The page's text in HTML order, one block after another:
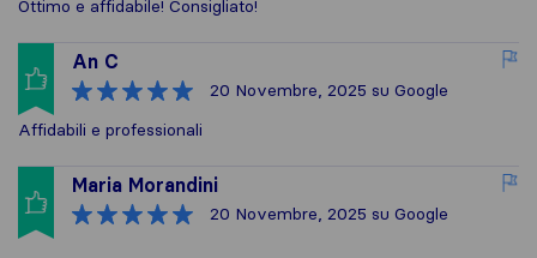
Ottimo e affidabile! Consigliato!
An C
20 Novembre, 2025 su Google
Affidabili e professionali
Maria Morandini
20 Novembre, 2025 su Google